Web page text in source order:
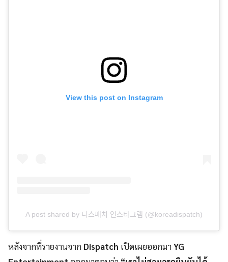
View this post on Instagram
A post shared by 디스패치 인스타그램 (@koreadispatch)
หลังจากที่รายงานจาก Dispatch เปิดเผยออกมาYG